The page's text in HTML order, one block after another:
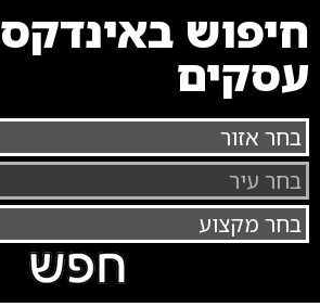
חיפוש באינדקס
עסקים